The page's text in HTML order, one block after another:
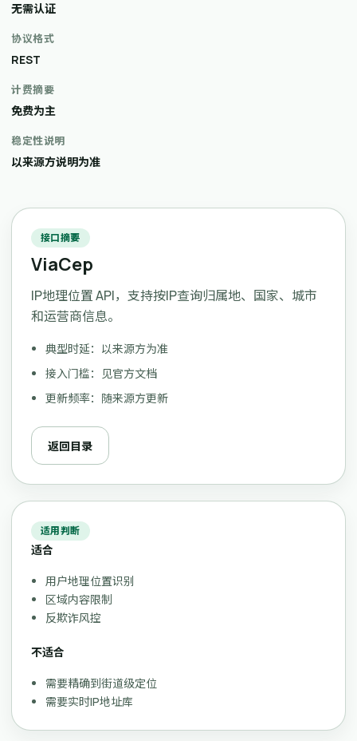
无需认证
协议格式
REST
计费摘要
免费为主
稳定性说明
以来源方说明为准
接口摘要
ViaCep
IP地理位置 API，支持按IP查询归属地、国家、城市
和运营商信息。
典型时延：以来源方为准
接入门槛：见官方文档
更新频率：随来源方更新
返回目录
适用判断
适合
用户地理位置识别
区域内容限制
反欺诈风控
不适合
需要精确到街道级定位
需要实时IP地址库